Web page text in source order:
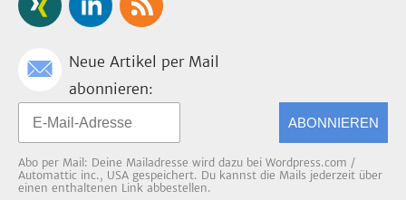
Neue Artikel per Mail
abonnieren:
ABONNIEREN
Abo per Mail: Deine Mailadresse wird dazu bei Wordpress.com /
Automattic inc., USA gespeichert. Du kannst die Mails jederzeit über
einen enthaltenen Link abbestellen.